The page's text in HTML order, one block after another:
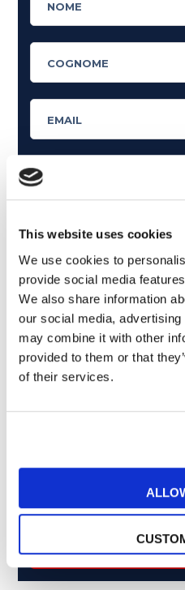
This website uses cookies
We use cookies to
provide social media
We also share information
our social media,
may combine it with other
provided to them or that
of their services.
Cosa ti piace leggere?
Articoli dedicati alla
Articoli dedicati a inglese
Articoli con tips e new
Articoli divertenti su film e
al trattamento dei miei dati
relative ai prodotti e servizi a
** le sedi contrassegnate con *
RICHIEDI